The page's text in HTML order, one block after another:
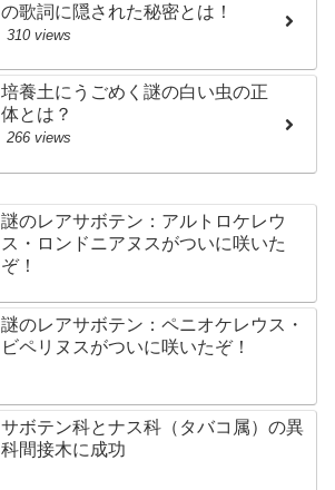
の歌詞に隠された秘密とは！
310 views
培養土にうごめく謎の白い虫の正
体とは？
266 views
謎のレアサボテン：アルトロケレウ
ス・ロンドニアヌスがついに咲いた
ぞ！
謎のレアサボテン：ペニオケレウス・
ビペリヌスがついに咲いたぞ！
サボテン科とナス科（タバコ属）の異
科間接木に成功